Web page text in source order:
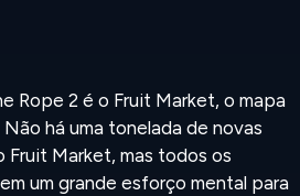
Rope 2 é o Fruit Market, o mapa
há uma tonelada de novas
Fruit Market, mas todos os
um grande esforço mental para